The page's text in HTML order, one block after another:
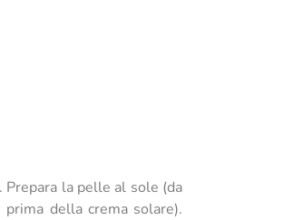
la pelle al sole (da
prima della crema solare).